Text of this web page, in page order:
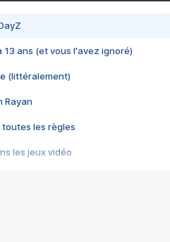
13 ans (et vous l'avez ignoré)
(littéralement)
Rayan
toutes les règles
les jeux vidéo